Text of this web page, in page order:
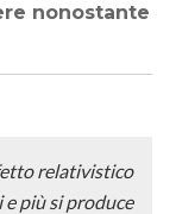
nonostante
relativistico
più si produce